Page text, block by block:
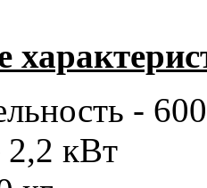
-
кВт